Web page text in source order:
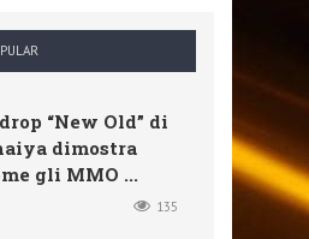
“New Old” di
dimostra
gli MMO ...
135